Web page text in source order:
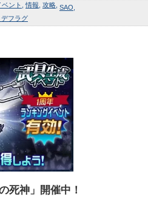
ベント 情報 攻略 SAO
デフラグ
死神」開催中！